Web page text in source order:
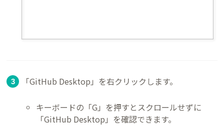
「GitHub Desktop」を右クリックします。
キーボードの「G」を押すとスクロールせずに
「GitHub Desktop」を確認できます。